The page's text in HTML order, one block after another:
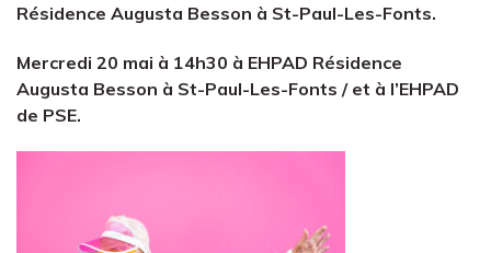
Résidence Augusta Besson à St-Paul-Les-Fonts.
Mercredi 20 mai à 14h30 à EHPAD Résidence
Augusta Besson à St-Paul-Les-Fonts / et à l’EHPAD
de PSE.